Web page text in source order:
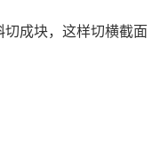
成块，这样切横截面